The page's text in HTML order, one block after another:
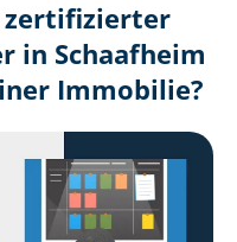
in Schaafheim
Immobilie?